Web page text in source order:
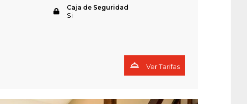
Caja de Seguridad
Si
Ver Tarifas